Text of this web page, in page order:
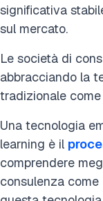
significativa
sul mercato.
Le società di
abbracciando la
tradizionale
Una tecnologia
learning è il
comprendere
consulenza